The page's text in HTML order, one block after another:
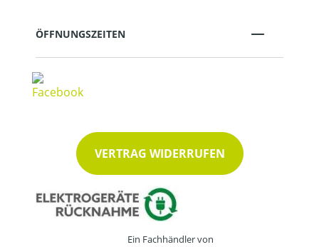
ÖFFNUNGSZEITEN
VERTRAG WIDERRUFEN
Ein Fachhändler von